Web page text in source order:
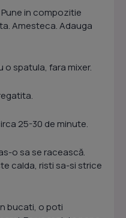
in compozitie
Amesteca. Adauga
o spatula, fara mixer.
25-30 de minute.
o sa se racească.
calda, risti sa-si strice
bucati, o poti